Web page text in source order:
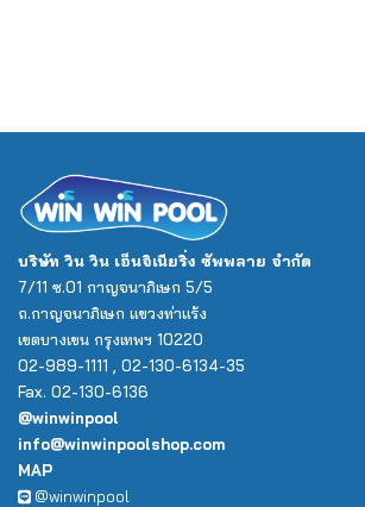
บริษัท วิน วิน เอ็นจิเนียริ่ง ซัพพลาย จำกัด
7/11 ซ.01 กาญจนาภิเษก 5/5
ถ.กาญจนาภิเษก แขวงท่าแร้ง
เขตบางเขน กรุงเทพฯ 10220
02-989-1111 , 02-130-6134-35
Fax. 02-130-6136
@winwinpool
info@winwinpoolshop.com
MAP
@winwinpool